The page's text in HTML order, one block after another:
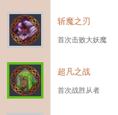
斩魔之刃
首次击败大妖魔
超凡之战
首次战胜从者